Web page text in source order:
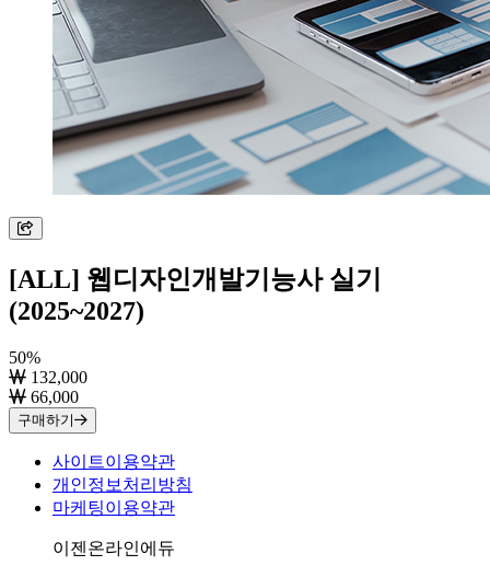
[ALL] 웹디자인개발기능사 실기
(2025~2027)
50%
132,000
66,000
구매하기
사이트이용약관
개인정보처리방침
마케팅이용약관
회사명이젠온라인에듀